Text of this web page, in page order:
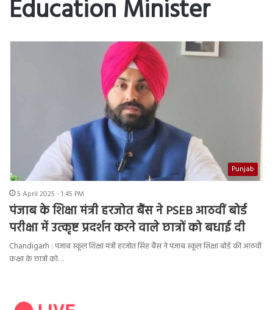
Education Minister
Punjab
5 April 2025 - 1:45 PM
पंजाब के शिक्षा मंत्री हरजोत बैंस ने PSEB आठवीं बोर्ड
परीक्षा में उत्कृष्ट प्रदर्शन करने वाले छात्रों को बधाई दी
Chandigarh : पंजाब स्कूल शिक्षा मंत्री हरजोत सिंह बैंस ने पंजाब स्कूल शिक्षा बोर्ड की आठवीं
कक्षा के छात्रों को…